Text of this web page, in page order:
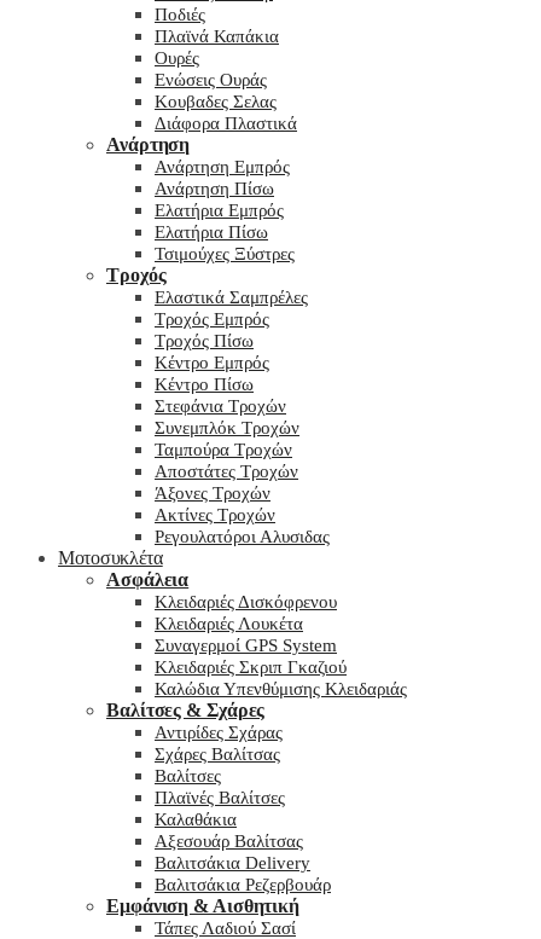
Ποδιές
Πλαϊνά Καπάκια
Ουρές
Ενώσεις Ουράς
Κουβαδες Σελας
Διάφορα Πλαστικά
Ανάρτηση
Ανάρτηση Εμπρός
Ανάρτηση Πίσω
Ελατήρια Εμπρός
Ελατήρια Πίσω
Τσιμούχες Ξύστρες
Τροχός
Ελαστικά Σαμπρέλες
Τροχός Εμπρός
Τροχός Πίσω
Κέντρο Εμπρός
Κέντρο Πίσω
Στεφάνια Τροχών
Συνεμπλόκ Τροχών
Ταμπούρα Τροχών
Αποστάτες Τροχών
Άξονες Τροχών
Ακτίνες Τροχών
Ρεγουλατόροι Αλυσιδας
Μοτοσυκλέτα
Ασφάλεια
Κλειδαριές Δισκόφρενου
Κλειδαριές Λουκέτα
Συναγερμοί GPS System
Κλειδαριές Σκριπ Γκαζιού
Καλώδια Υπενθύμισης Κλειδαριάς
Βαλίτσες & Σχάρες
Αντιρίδες Σχάρας
Σχάρες Βαλίτσας
Βαλίτσες
Πλαϊνές Βαλίτσες
Καλαθάκια
Αξεσουάρ Βαλίτσας
Βαλιτσάκια Delivery
Βαλιτσάκια Ρεζερβουάρ
Εμφάνιση & Αισθητική
Τάπες Λαδιού Σασί